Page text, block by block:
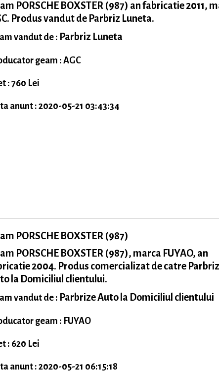
PORSCHE BOXSTER (987) an fabricatie 2011,
Produs vandut de Parbriz Luneta.
vandut de : Parbriz Luneta
geam : AGC
: 760 Lei
anunt : 2020-05-21 03:43:34
PORSCHE BOXSTER (987)
PORSCHE BOXSTER (987), marca FUYAO, an
2004. Produs comercializat de catre
la Domiciliul clientului.
vandut de : Parbrize Auto la Domiciliul clientului
geam : FUYAO
: 620 Lei
anunt : 2020-05-21 06:15:18